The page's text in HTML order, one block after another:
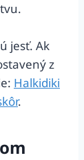
jesť. Ak
z
Halkidiki
.